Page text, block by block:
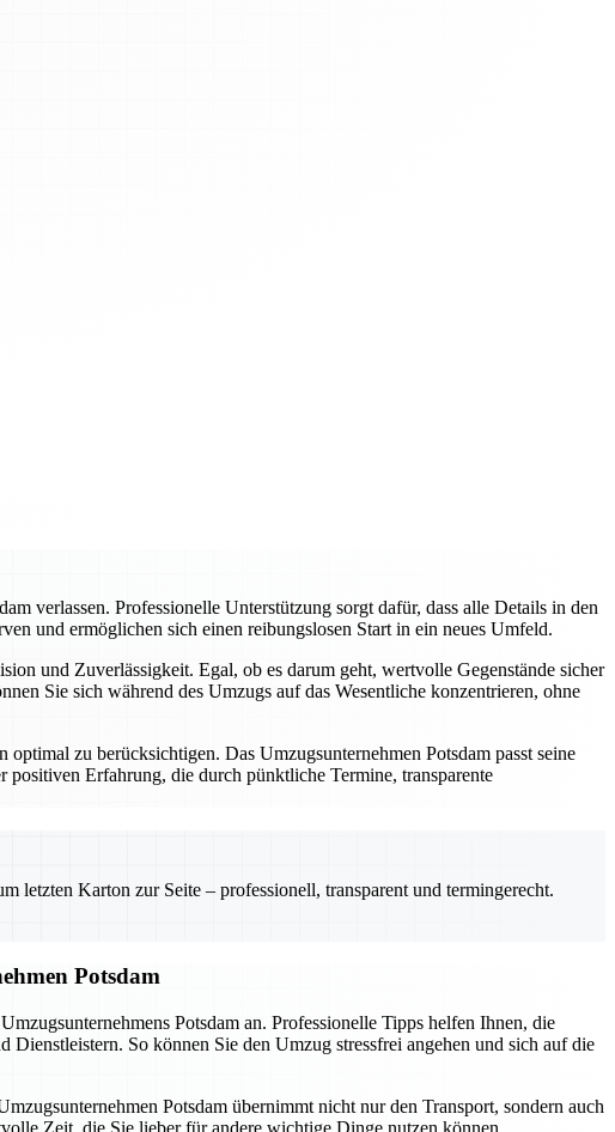
verlassen. Professionelle Unterstützung sorgt dafür, dass alle Details in den
und ermöglichen sich einen reibungslosen Start in ein neues Umfeld.
und Zuverlässigkeit. Egal, ob es darum geht, wertvolle Gegenstände sicher
Sie sich während des Umzugs auf das Wesentliche konzentrieren, ohne
zu berücksichtigen. Das Umzugsunternehmen Potsdam passt seine
Erfahrung, die durch pünktliche Termine, transparente
letzten Karton zur Seite – professionell, transparent und termingerecht.
Potsdam
Potsdam an. Professionelle Tipps helfen Ihnen, die
So können Sie den Umzug stressfrei angehen und sich auf die
Potsdam übernimmt nicht nur den Transport, sondern auch